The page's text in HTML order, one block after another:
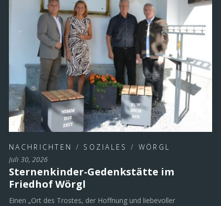
NACHRICHTEN / SOZIALES / WÖRGL
Juli 30, 2026
Sternenkinder-Gedenkstätte im
Friedhof Wörgl
Einen „Ort des Trostes, der Hoffnung und liebevoller